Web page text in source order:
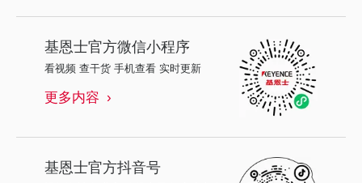
基恩士官方微信小程序
看视频 查干货 手机查看 实时更新
更多内容
基恩士官方抖音号